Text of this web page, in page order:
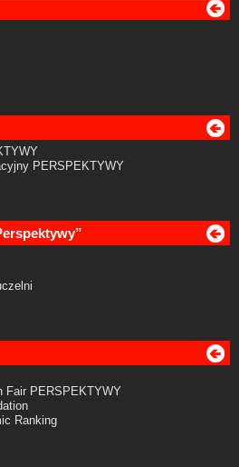
PERSPEKTYWY
Fair PERSPEKTYWY
Ranking